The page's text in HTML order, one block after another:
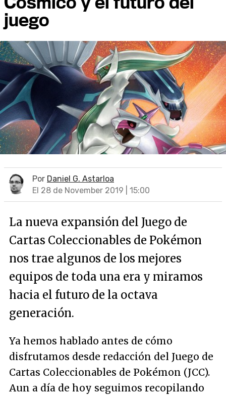
juego
Por Daniel G. Astarloa
El 28 de November 2019 | 15:00
La nueva expansión del Juego de
Cartas Coleccionables de Pokémon
nos trae algunos de los mejores
equipos de toda una era y miramos
hacia el futuro de la octava
generación.
Ya hemos hablado antes de cómo
disfrutamos desde redacción del Juego de
Cartas Coleccionables de Pokémon (JCC).
Aun a día de hoy seguimos recopilando